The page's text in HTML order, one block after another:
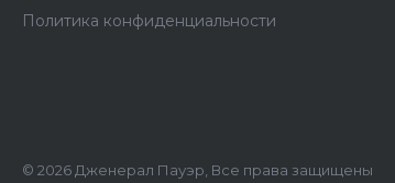
Политика конфиденциальности
© 2026 Дженерал Пауэр, Все права защищены